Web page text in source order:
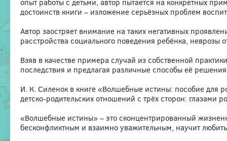
опыт работы с детьми, автор пытается на конкретных
достоинств книги – изложение серьёзных проблем
Автор заостряет внимание на таких негативных
расстройства социального поведения ребёнка,
Взяв в качестве примера случай из собственной
последствия и предлагая различные способы её
И. К. Силенок в книге «Волшебные истины: пособие для
детско-родительских отношений с трёх сторон: глазами
«Волшебные истины» – это сконцентрированный
бесконфликтным и взаимно уважительным, научит